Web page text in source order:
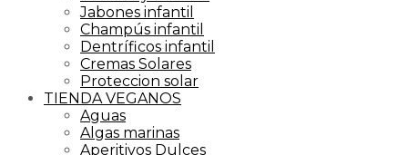
Jabones infantil
Champús infantil
Dentríficos infantil
Cremas Solares
Proteccion solar
TIENDA VEGANOS
Aguas
Algas marinas
Aperitivos Dulces